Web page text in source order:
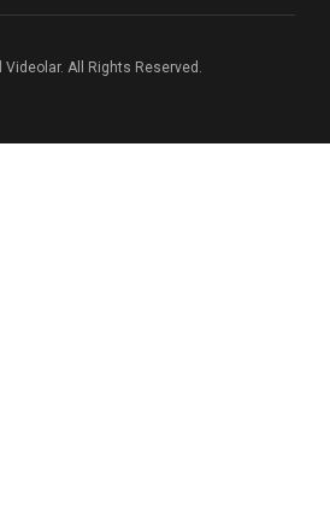
All Rights Reserved.